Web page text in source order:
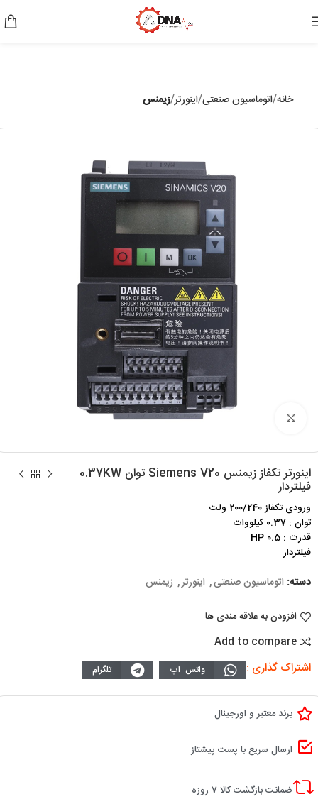
خانه اتوماسیون صنعتی اینورتر زیمنس
برای بزرگنمایی کلیک کنید
اینورتر تکفاز زیمنس Siemens V20 توان 0.37KW
فیلتردار
ورودی تکفاز 200/240 ولت
توان : 0.37 کیلووات
قدرت : 0.5 HP
فیلتردار
دسته: اتوماسیون صنعتی, اینورتر, زیمنس
افزودن به علاقه مندی ها
Add to compare
اشتراک گذاری : واتس اپ تلگرام
برند معتبر و اورجینال
ارسال سریع با پست پیشتاز
ضمانت بازگشت کالا 7 روزه